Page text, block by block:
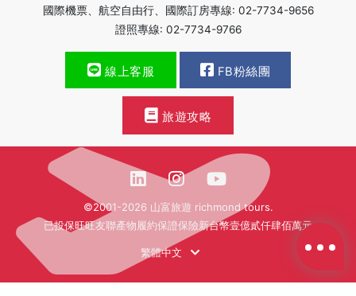
國際機票、航空自由行、國際訂房專線: 02-7734-9656
證照專線: 02-7734-9766
線上客服 FB粉絲團
旅遊攻略
©2001-2026 山富旅遊 richmond tours.
已投保旺旺友聯產物履約保證保險新台幣壹億貳仟肆佰萬元
繁體中文